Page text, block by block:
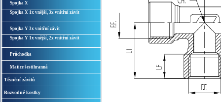
Spojka X
Spojka X 1x vnější, 3x vnitřní závit
Spojka Y 3x vnitřní závit
Spojka Y 1x vnější, 2x vnitřní závit
Průchodka
Matice šestihranná
Těsnění závitů
Rozvodné kostky